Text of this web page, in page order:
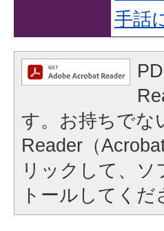
手話
す。お持ちでな
Reader（
リックして、
トールしてくだ